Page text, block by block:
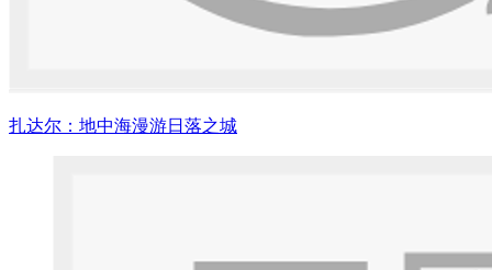
扎达尔：地中海漫游日落之城